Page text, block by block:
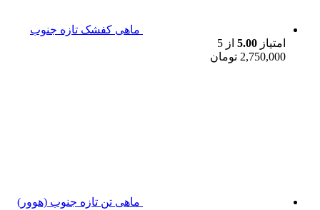
ماهی کفشک تازه جنوب
امتیاز 5.00 از 5
2,750,000 تومان
ماهی تن تازه جنوب (هوور)